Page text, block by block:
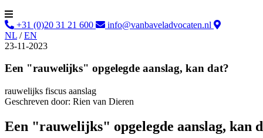
+31 (0)20 31 21 600
info@vanbaveladvocaten.nl
NL / EN
23-11-2023
Een "rauwelijks" opgelegde aanslag, kan dat?
rauwelijks fiscus aanslag
Geschreven door: Rien van Dieren
Een "rauwelijks" opgelegde aanslag, kan